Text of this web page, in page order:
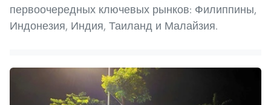
первоочередных ключевых рынков: Филиппины,
Индонезия, Индия, Таиланд и Малайзия.